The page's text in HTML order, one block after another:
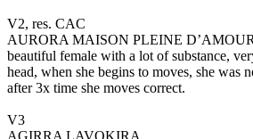
V2, res. CAC
AURORA MAISON PLEINE D’AMOUR
beautiful female with a lot of substance,
head, when she begins to moves, she was
after 3x time she moves correct.
V3
AGIRRA LAVOKIRA